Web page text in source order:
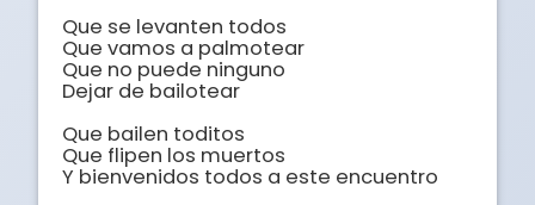
Que se levanten todos
Que vamos a palmotear
Que no puede ninguno
Dejar de bailotear
Que bailen toditos
Que flipen los muertos
Y bienvenidos todos a este encuentro